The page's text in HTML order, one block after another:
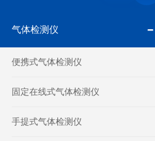
气体检测仪
便携式气体检测仪
固定在线式气体检测仪
手提式气体检测仪